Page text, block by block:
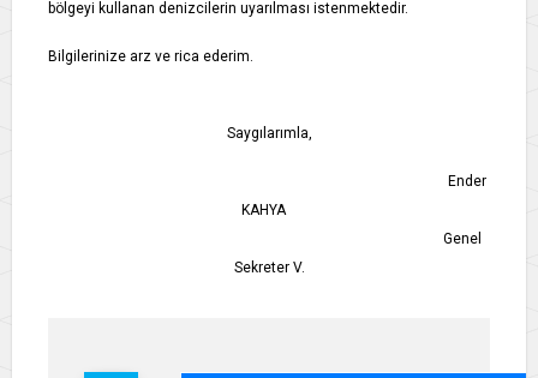
bölgeyi kullanan denizcilerin uyarılması istenmektedir.
Bilgilerinize arz ve rica ederim.
Saygılarımla,
Ender
KAHYA
Genel
Sekreter V.